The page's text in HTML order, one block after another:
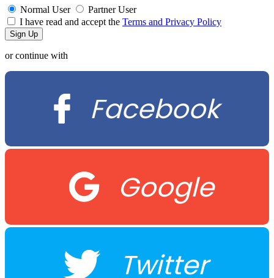
Normal User
Partner User
I have read and accept the Terms and Privacy Policy
or continue with
Facebook
Google
Twitter